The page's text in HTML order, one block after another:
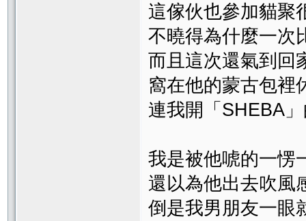
這傢伙也參加貓聚
不曉得為什麼一次
而且這次還氣到回
窩在他的蒙古包裡
連我開「SHEBA
我是被他唬的一愣
還以為他出去吹風
倒是我男朋友一眼